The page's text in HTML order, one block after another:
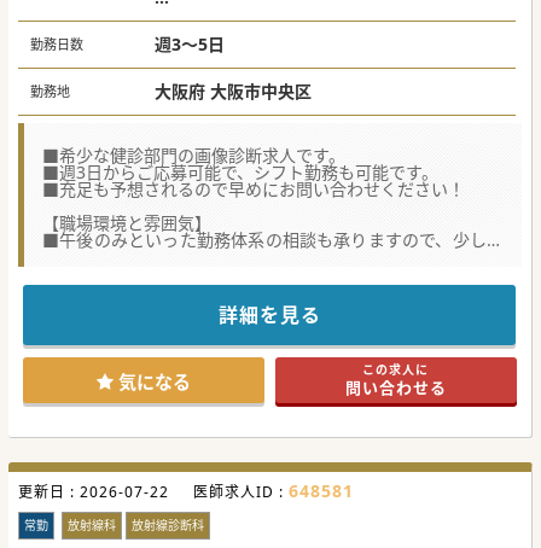
目安
週3日：780万円～1020万円
週4日：1,040～1,280万円
週5日：1,300～1,600万円
勤務日数 週3～5日
勤務地 大阪府 大阪市中央区
■希少な健診部門の画像診断求人です。
■週3日からご応募可能で、シフト勤務も可能です。
■充足も予想されるので早めにお問い合わせください！
【職場環境と雰囲気】
■午後のみといった勤務体系の相談も承りますので、少しで
もご興味あればお申し付けください。
者様の健康をサポートする文化がございます。
■今後は医師同士の情報共有や連携体制の強化を図り、より
一層働きやすい環境作りを目指されております。
【具体的な業務内容】
■先生の卓越したご専門性を活かし、健診部門における画像
診断（読影）業務をご担当いただきます。
■胸部・胃部エックス線やマンモグラフィ、腹部エコーなど
■健診施設を保有していることから、多くの症例を経験で
き、一次読影は月に合計約1.2万件、三次読影は約3千件に上
ります。
【募集背景】
■現在、読影は外注しておりますが近くに放射線科の先生が
詳細を見る
気になる この求人に
問い合わせる
更新日 : 2026-07-22 医師求人ID : 648581
常勤 放射線科 放射線診断科